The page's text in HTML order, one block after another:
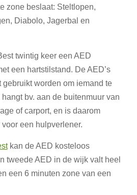
zone beslaat: Steltlopen,
Diabolo, Jagerbal en
twintig keer een AED
een hartstilstand. De AED’s
gebruikt worden om iemand te
bv. aan de buitenmuur van
of carport, en is daarom
een hulpverlener.
kan de AED kosteloos
tweede AED in de wijk valt heel
een 6 minuten zone van een